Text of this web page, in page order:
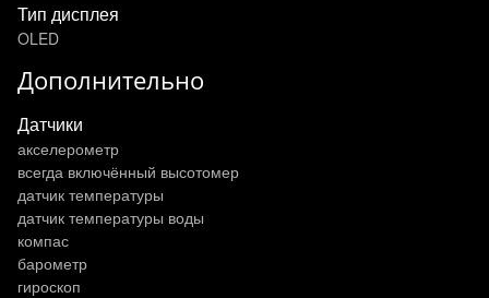
Тип дисплея
OLED
Дополнительно
Датчики
акселерометр
всегда включённый высотомер
датчик температуры
датчик температуры воды
компас
барометр
гироскоп